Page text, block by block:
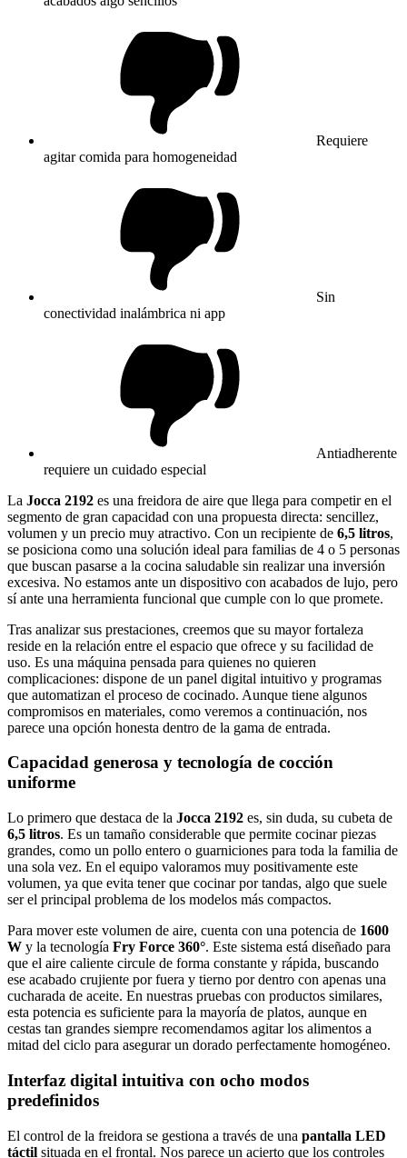
Requiere
agitar comida para homogeneidad
Sin
conectividad inalámbrica ni app
Antiadherente
requiere un cuidado especial
La Jocca 2192 es una freidora de aire que llega para competir en el
segmento de gran capacidad con una propuesta directa: sencillez,
volumen y un precio muy atractivo. Con un recipiente de 6,5 litros,
se posiciona como una solución ideal para familias de 4 o 5 personas
que buscan pasarse a la cocina saludable sin realizar una inversión
excesiva. No estamos ante un dispositivo con acabados de lujo, pero
sí ante una herramienta funcional que cumple con lo que promete.
Tras analizar sus prestaciones, creemos que su mayor fortaleza
reside en la relación entre el espacio que ofrece y su facilidad de
uso. Es una máquina pensada para quienes no quieren
complicaciones: dispone de un panel digital intuitivo y programas
que automatizan el proceso de cocinado. Aunque tiene algunos
compromisos en materiales, como veremos a continuación, nos
parece una opción honesta dentro de la gama de entrada.
Capacidad generosa y tecnología de cocción
uniforme
Lo primero que destaca de la Jocca 2192 es, sin duda, su cubeta de
6,5 litros. Es un tamaño considerable que permite cocinar piezas
grandes, como un pollo entero o guarniciones para toda la familia de
una sola vez. En el equipo valoramos muy positivamente este
volumen, ya que evita tener que cocinar por tandas, algo que suele
ser el principal problema de los modelos más compactos.
Para mover este volumen de aire, cuenta con una potencia de 1600
W y la tecnología Fry Force 360°. Este sistema está diseñado para
que el aire caliente circule de forma constante y rápida, buscando
ese acabado crujiente por fuera y tierno por dentro con apenas una
cucharada de aceite. En nuestras pruebas con productos similares,
esta potencia es suficiente para la mayoría de platos, aunque en
cestas tan grandes siempre recomendamos agitar los alimentos a
mitad del ciclo para asegurar un dorado perfectamente homogéneo.
Interfaz digital intuitiva con ocho modos
predefinidos
El control de la freidora se gestiona a través de una pantalla LED
táctil situada en el frontal. Nos parece un acierto que los controles